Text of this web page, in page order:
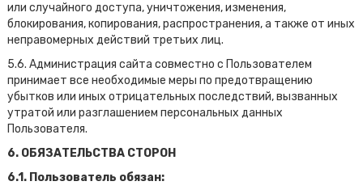
или случайного доступа, уничтожения, изменения,
блокирования, копирования, распространения, а также от иных
неправомерных действий третьих лиц.
5.6. Администрация сайта совместно с Пользователем
принимает все необходимые меры по предотвращению
убытков или иных отрицательных последствий, вызванных
утратой или разглашением персональных данных
Пользователя.
6. ОБЯЗАТЕЛЬСТВА СТОРОН
6.1. Пользователь обязан: